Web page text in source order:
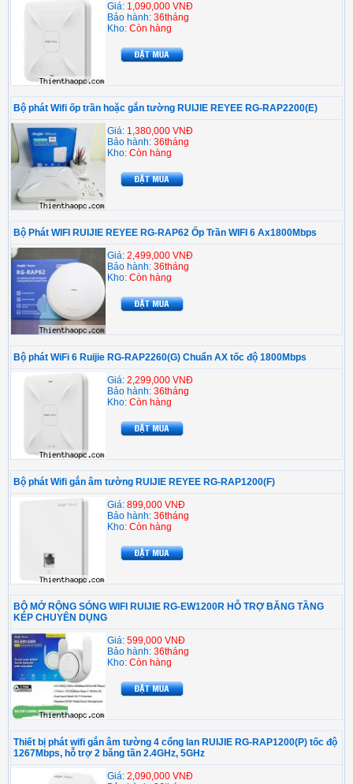
Giá: 1,090,000 VNĐ
Bảo hành: 36tháng
Kho: Còn hàng
Bộ phát Wifi ốp trần hoặc gắn tường RUIJIE REYEE RG-RAP2200(E)
Giá: 1,380,000 VNĐ
Bảo hành: 36tháng
Kho: Còn hàng
Bộ Phát WIFI RUIJIE REYEE RG-RAP62 Ốp Trần WIFI 6 Ax1800Mbps
Giá: 2,499,000 VNĐ
Bảo hành: 36tháng
Kho: Còn hàng
Bộ phát WiFi 6 Ruijie RG-RAP2260(G) Chuẩn AX tốc độ 1800Mbps
Giá: 2,299,000 VNĐ
Bảo hành: 36tháng
Kho: Còn hàng
Bộ phát Wifi gắn âm tường RUIJIE REYEE RG-RAP1200(F)
Giá: 899,000 VNĐ
Bảo hành: 36tháng
Kho: Còn hàng
BỘ MỞ RỘNG SÓNG WIFI RUIJIE RG-EW1200R HỖ TRỢ BĂNG TẦNG
KÉP CHUYÊN DỤNG
Giá: 599,000 VNĐ
Bảo hành: 36tháng
Kho: Còn hàng
Thiết bị phát wifi gắn âm tường 4 cổng lan RUIJIE RG-RAP1200(P) tốc độ
1267Mbps, hỗ trợ 2 băng tần 2.4GHz, 5GHz
Giá: 2,090,000 VNĐ